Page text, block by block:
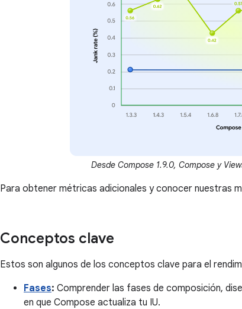
Desde Compose 1.9.0, Compose y
Para obtener métricas adicionales y conocer nuestras
Conceptos clave
Estos son algunos de los conceptos clave para el
Fases: Comprender las fases de composición,
en que Compose actualiza tu IU.